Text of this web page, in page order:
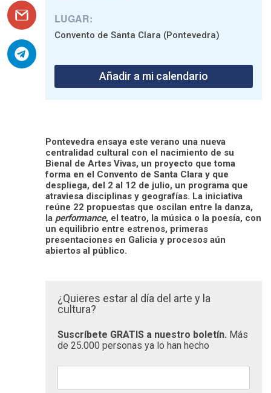
LUGAR:
Convento de Santa Clara (Pontevedra)
Añadir a mi calendario
Pontevedra ensaya este verano una nueva
centralidad cultural con el nacimiento de su
Bienal de Artes Vivas, un proyecto que toma
forma en el Convento de Santa Clara y que
despliega, del 2 al 12 de julio, un programa que
atraviesa disciplinas y geografías. La iniciativa
reúne 22 propuestas que oscilan entre la danza,
la performance, el teatro, la música o la poesía, con
un equilibrio entre estrenos, primeras
presentaciones en Galicia y procesos aún
abiertos al público.
¿Quieres estar al día del arte y la
cultura?
Suscríbete GRATIS a nuestro boletín. Más
de 25.000 personas ya lo han hecho